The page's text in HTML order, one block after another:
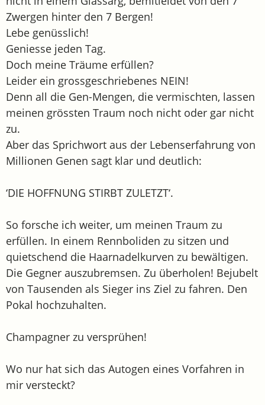
Zwergen hinter den 7 Bergen!
Lebe genüsslich!
Geniesse jeden Tag.
Doch meine Träume erfüllen?
Leider ein grossgeschriebenes NEIN!
Denn all die Gen-Mengen, die vermischten, lassen
meinen grössten Traum noch nicht oder gar nicht
zu.
Aber das Sprichwort aus der Lebenserfahrung von
Millionen Genen sagt klar und deutlich:
‘DIE HOFFNUNG STIRBT ZULETZT‘.
So forsche ich weiter, um meinen Traum zu
erfüllen. In einem Rennboliden zu sitzen und
quietschend die Haarnadelkurven zu bewältigen.
Die Gegner auszubremsen. Zu überholen! Bejubelt
von Tausenden als Sieger ins Ziel zu fahren. Den
Pokal hochzuhalten.
Champagner zu versprühen!
Wo nur hat sich das Autogen eines Vorfahren in
mir versteckt?